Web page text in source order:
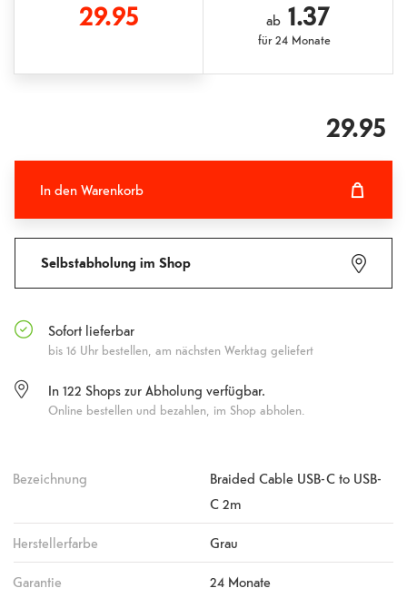
29.95 ab 1.37
für24 Monate
29.95
In den Warenkorb
Selbstabholung im Shop
Sofort lieferbar
bis 16 Uhr bestellen, am nächsten Werktag geliefert
In 122Shops zur Abholung verfügbar.
Online bestellen und bezahlen, im Shop abholen.
Bezeichnung
Braided Cable USB-C to USB-
C 2m
Herstellerfarbe Grau
Garantie 24 Monate